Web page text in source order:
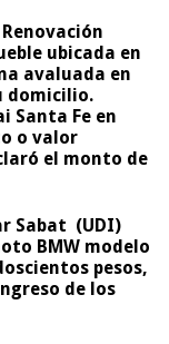
ubicada en
avaluada en
domicilio.
Santa Fe en
o valor
el monto de
Sabat (UDI)
BMW modelo
pesos,
de los